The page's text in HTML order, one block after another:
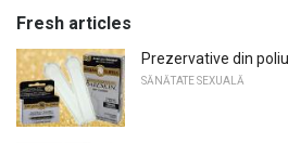
Fresh articles
Prezervative din
SĂNĂTATE SEXUALĂ